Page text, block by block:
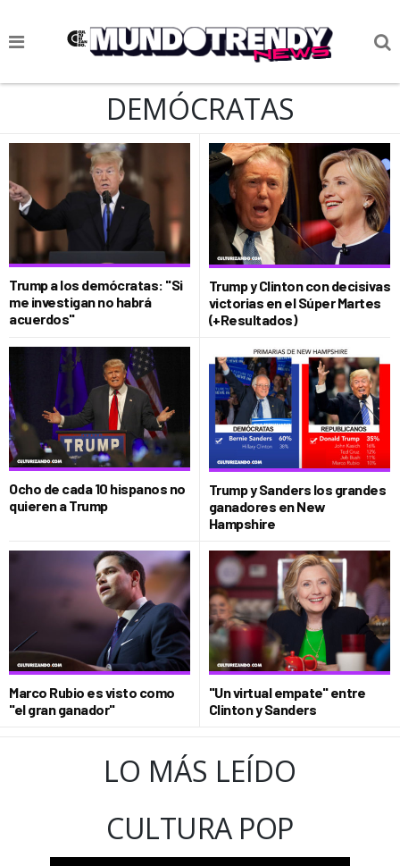
NOTICIAS
CIENCIA Y TECNOLOGÍA
VIDA
SOCIEDAD
CULTURIZANDO.COM
DEMÓCRATAS
Trump a los demócratas: "Si
me investigan no habrá
acuerdos"
Trump y Clinton con decisivas
victorias en el Súper Martes
(+Resultados)
Ocho de cada 10 hispanos no
quieren a Trump
Trump y Sanders los grandes
ganadores en New
Hampshire
Marco Rubio es visto como
"el gran ganador"
"Un virtual empate" entre
Clinton y Sanders
LO MÁS LEÍDO
CULTURA POP